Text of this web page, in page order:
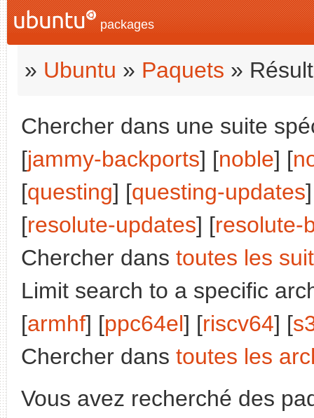
packages
» Ubuntu » Paquets »
Chercher dans une suite
[jammy-backports] [noble] [
[questing] [questing-updates
[resolute-updates] [resolute-
Chercher dans toutes les
Limit search to a specific
[armhf] [ppc64el] [riscv64] [
Chercher dans toutes les
Vous avez recherché des